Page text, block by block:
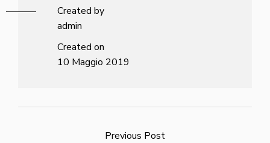
Created by
admin
Created on
10 Maggio 2019
Previous Post